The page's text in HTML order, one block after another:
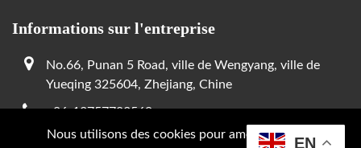
Nous utilisons des cookies pour améliorer votre
Informations sur l'entreprise
No.66, Punan 5 Road, ville de Wengyang, ville de
Yueqing 325604, Zhejiang, Chine
+86-13757783569
Tim@grlele.com EN